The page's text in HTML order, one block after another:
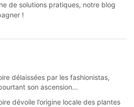
de solutions pratiques, notre blog
!
délaissées par les fashionistas,
son ascension…
dévoile l’origine locale des plantes